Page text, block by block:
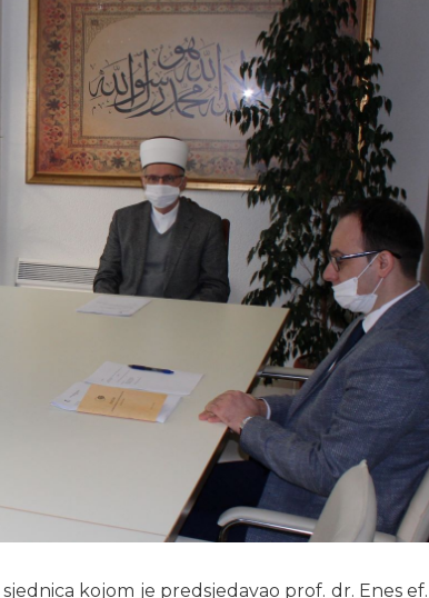
kojom je predsjedavao prof. dr. Enes